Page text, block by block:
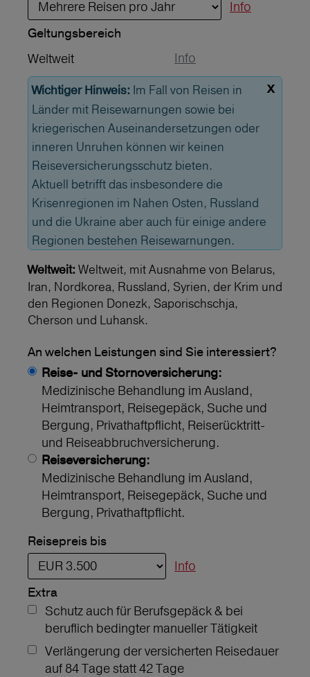
Info
Geltungs­bereich
Weltweit
Info
x
Wichtiger Hinweis: Im Fall von Reisen in
Länder mit Reisewarnungen sowie bei
kriegerischen Auseinandersetzungen oder
inneren Unruhen können wir keinen
Reiseversicherungsschutz bieten.
Aktuell betrifft das insbesondere die
Krisenregionen im Nahen Osten, Russland
und die Ukraine aber auch für einige andere
Regionen bestehen Reisewarnungen.
Weltweit: Weltweit, mit Ausnahme von Belarus,
Iran, Nordkorea, Russland, Syrien, der Krim und
den Regionen Donezk, Saporischschja,
Cherson und Luhansk.
An welchen Leistungen sind Sie interessiert?
Reise- und Stornoversicherung:
Medizinische Behandlung im Ausland,
Heimtransport, Reisegepäck, Suche und
Bergung, Privathaftpflicht, Reiserücktritt-
und Reiseabbruchversicherung.
Reiseversicherung:
Medizinische Behandlung im Ausland,
Heimtransport, Reisegepäck, Suche und
Bergung, Privathaftpflicht.
Reisepreis bis
Info
Extra
Schutz auch für Berufsgepäck & bei
beruflich bedingter manueller Tätigkeit
Verlängerung der versicherten Reisedauer
auf 84 Tage statt 42 Tage